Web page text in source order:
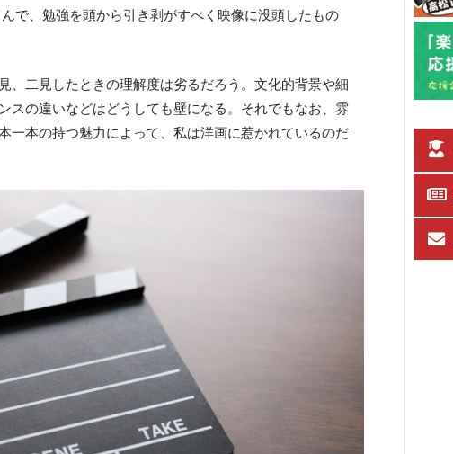
で、勉強を頭から引き剥がすべく映像に没頭したもの
、二見したときの理解度は劣るだろう。文化的背景や細
スの違いなどはどうしても壁になる。それでもなお、雰
一本の持つ魅力によって、私は洋画に惹かれているのだ